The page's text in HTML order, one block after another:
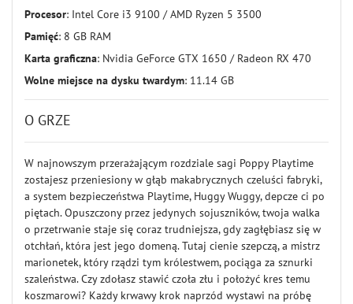
Procesor: Intel Core i3 9100 / AMD Ryzen 5 3500
Pamięć: 8 GB RAM
Karta graficzna: Nvidia GeForce GTX 1650 / Radeon RX 470
Wolne miejsce na dysku twardym: 11.14 GB
O GRZE
W najnowszym przerażającym rozdziale sagi Poppy Playtime
zostajesz przeniesiony w głąb makabrycznych czeluści fabryki,
a system bezpieczeństwa Playtime, Huggy Wuggy, depcze ci po
piętach. Opuszczony przez jedynych sojuszników, twoja walka
o przetrwanie staje się coraz trudniejsza, gdy zagłębiasz się w
otchłań, która jest jego domeną. Tutaj cienie szepczą, a mistrz
marionetek, który rządzi tym królestwem, pociąga za sznurki
szaleństwa. Czy zdołasz stawić czoła złu i położyć kres temu
koszmarowi? Każdy krwawy krok naprzód wystawi na próbę